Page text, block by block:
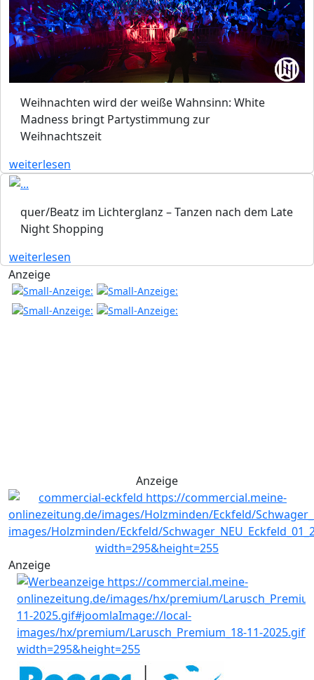
Weihnachten wird der weiße Wahnsinn: White
Madness bringt Partystimmung zur
Weihnachtszeit
weiterlesen
quer/Beatz im Lichterglanz – Tanzen nach dem Late
Night Shopping
weiterlesen
Anzeige
Anzeige
Anzeige